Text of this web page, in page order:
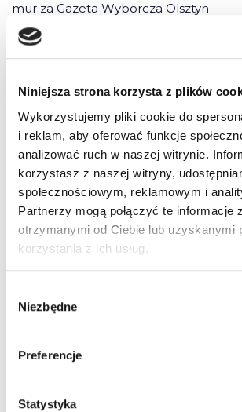
Niniejsza strona korzysta z plików
Wykorzystujemy pliki cookie do
i reklam, aby oferować funkcje
analizować ruch w naszej witrynie.
korzystasz z naszej witryny,
społecznościowym, reklamowym i
Partnerzy mogą połączyć te informacje
otrzymanymi od Ciebie lub uzyskanymi
korzystania z ich usług.
zgody
Niezbędne
Preferencje
Statystyka
mur za Gazeta Wyborcza Olsztyn
3 komentarze do
„samochodówka””
Pingback:Lumina Pod
Pingback:ใบพัดเครื่องจักรอุตสาหกรรม
Możliwość komentowania została